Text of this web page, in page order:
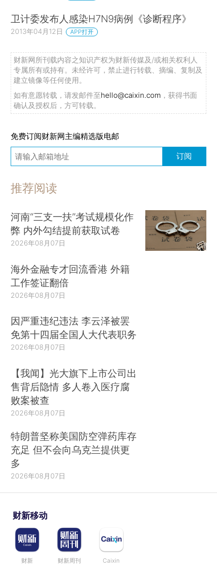
卫计委发布人感染H7N9病例《诊断程序》
2013年04月12日 APP打开
财新网所刊载内容之知识产权为财新传媒及/或相关权利人
专属所有或持有。未经许可，禁止进行转载、摘编、复制及
建立镜像等任何使用。
如有意愿转载，请发邮件至hello@caixin.com ，获得书面
确认及授权后，方可转载。
免费订阅财新网主编精选版电邮
订阅
推荐阅读
河南“三支一扶”考试规模化作
弊 内外勾结提前获取试卷
2026年08月07日
海外金融专才回流香港 外籍
工作签证翻倍
2026年08月07日
因严重违纪违法 李云泽被罢
免第十四届全国人大代表职务
2026年08月07日
【我闻】光大旗下上市公司出
售背后隐情 多人卷入医疗腐
败案被查
2026年08月07日
特朗普坚称美国防空弹药库存
充足 但不会向乌克兰提供更
多
2026年08月07日
财新移动
财新 财新周刊 Caixin